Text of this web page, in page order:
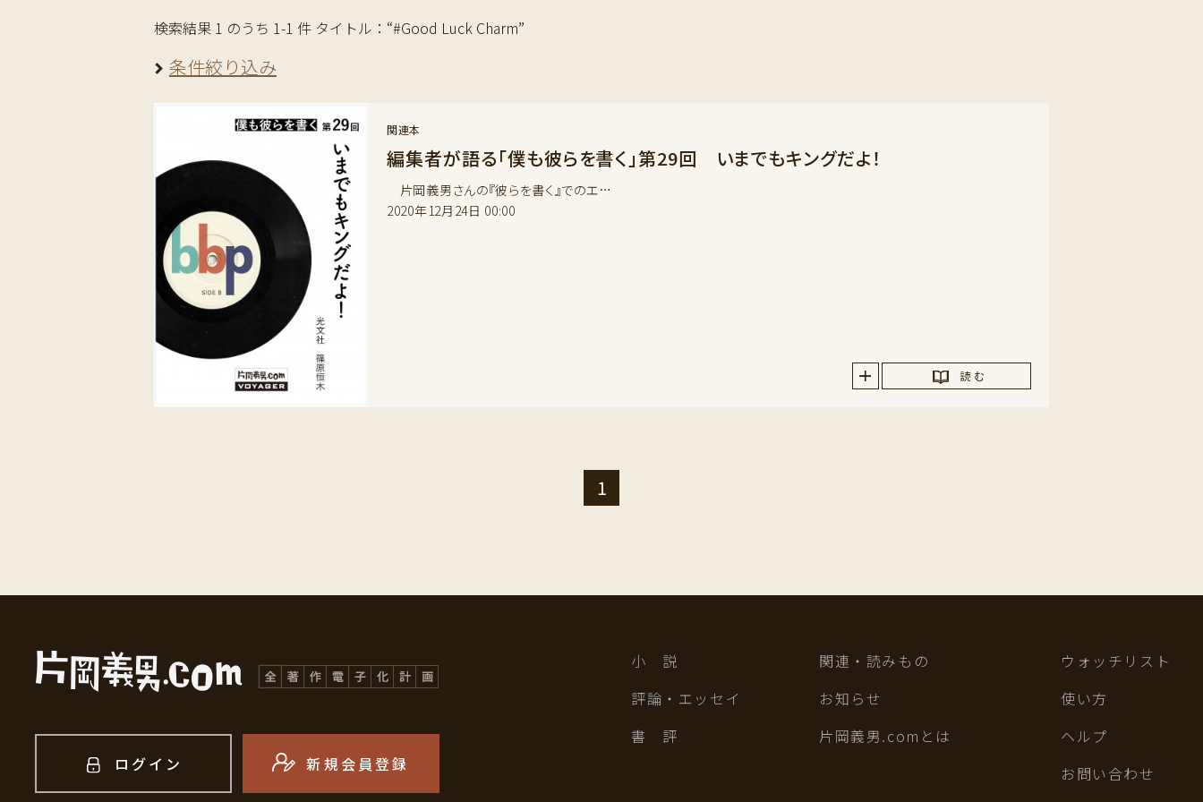
検索結果 1 のうち 1-1 件 タイトル：“#Good Luck Charm”
条件絞り込み
関連本
編集者が語る「僕も彼らを書く」第29回 いまでもキングだよ！
片岡義男さんの『彼らを書く』でのエ…
2020年12月24日 00:00
読 む
1
ログイン 新規会員登録
小 説
評論・エッセイ
書 評
関連・読みもの
お知らせ
片岡義男.comとは
ウォッチリスト
使い方
ヘルプ
お問い合わせ